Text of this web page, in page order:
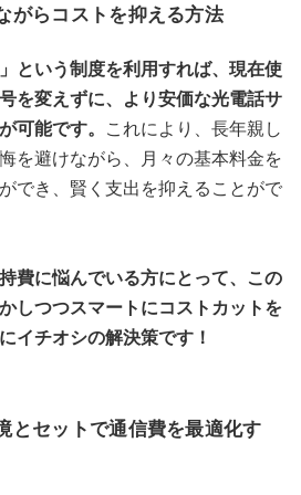
がらコストを抑える方法
という制度を利用すれば、現在使
を変えずに、より安価な光電話サ
可能です。
これにより、長年親し
を避けながら、月々の基本料金を
でき、賢く支出を抑えることがで
費に悩んでいる方にとって、この
しつつスマートにコストカットを
イチオシの解決策です！
とセットで通信費を最適化す